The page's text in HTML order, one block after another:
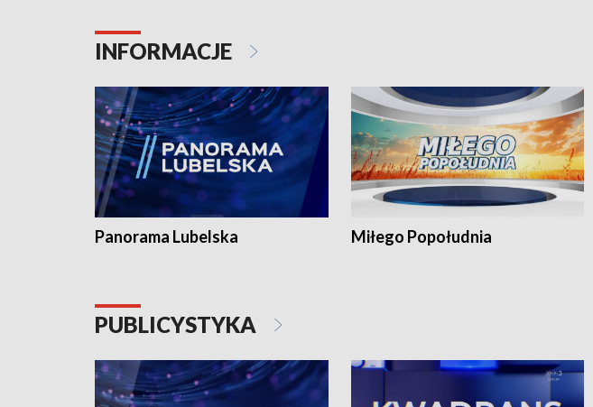
INFORMACJE
Panorama Lubelska Miłego Popołudnia
PUBLICYSTYKA